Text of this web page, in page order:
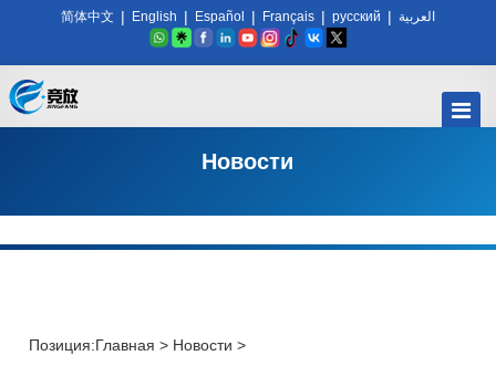
简体中文 | English | Español | Français | русский | العربية
Новости
Позиция:Главная > Новости >